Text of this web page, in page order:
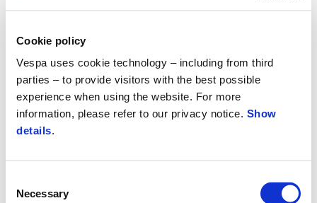
Cookie policy
Vespa uses cookie technology – including from third
parties – to provide visitors with the best possible
experience when using the website. For more
information, please refer to our privacy notice. Show
details.
Selection
Necessary